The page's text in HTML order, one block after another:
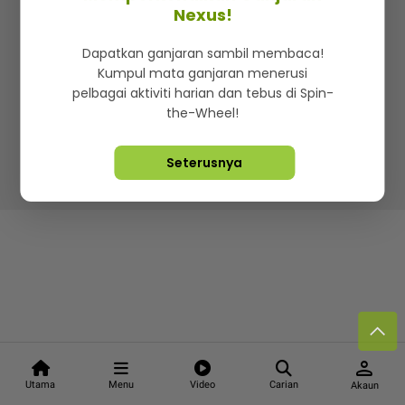
Utama Menu Video Carian
person
Akaun
Iklan di SMG360
Terma & Syarat Dasar Privasi
Lebih hot, viral dan sensasi
Hakcipta Terpelihara ©2026. Star Media Group Berhad
Nexus!
Dapatkan ganjaran sambil membaca!
Kumpul mata ganjaran menerusi
pelbagai aktiviti harian dan tebus di Spin-
the-Wheel!
Seterusnya